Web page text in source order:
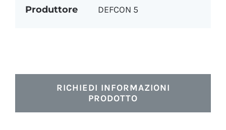
Produttore DEFCON 5
RICHIEDI INFORMAZIONI
PRODOTTO